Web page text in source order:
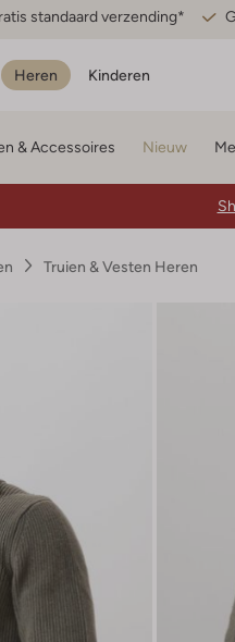
standaard verzending*
Heren Kinderen
& Accessoires Nieuw
Truien & Vesten Heren